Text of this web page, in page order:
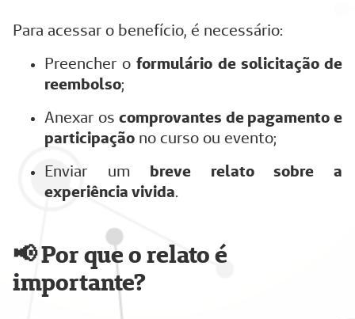
Para acessar o benefício, é necessário:
Preencher oformulário de solicitação de
reembolso;
Anexar oscomprovantes de pagamento e
participação no curso ou evento;
Enviar um breve relato sobre a
experiência vivida.
📢 Por que o relato é
importante?